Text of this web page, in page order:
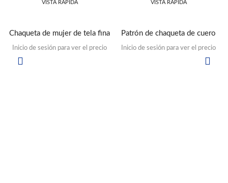
VISTA RÁPIDA
Chaqueta de mujer de tela fina
de primavera de cuero genuino
blanco y negro barrado
Inicio de sesión para ver el precio
VISTA RÁPIDA
Patrón de chaqueta de cuero
fina de primavera para mujer
Inicio de sesión para ver el precio